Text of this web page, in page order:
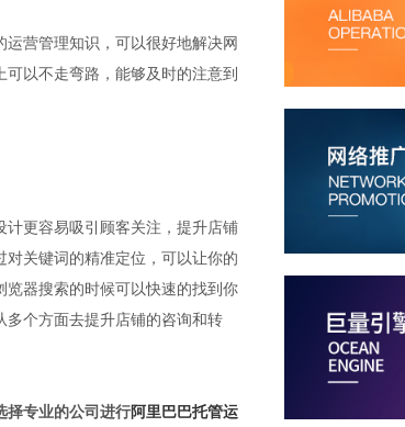
营管理知识，可以很好地解决网
以不走弯路，能够及时的注意到
更容易吸引顾客关注，提升店铺
关键词的精准定位，可以让你的
器搜索的时候可以快速的找到你
多个方面去提升店铺的咨询和转
择专业的公司进行阿里巴巴托管运